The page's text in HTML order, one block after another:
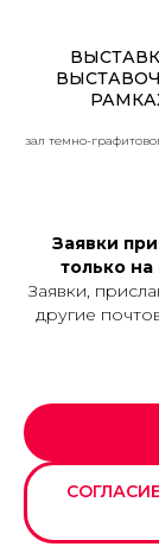
зал темно-
Заявки
только на
Заявки,
другие